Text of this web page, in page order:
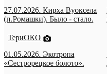
27.07.2026. Кирха Вуоксела
(п.Ромашки). Было - стало.
ТериОКО
01.05.2026. Экотропа
«Сестрорецкое болото».